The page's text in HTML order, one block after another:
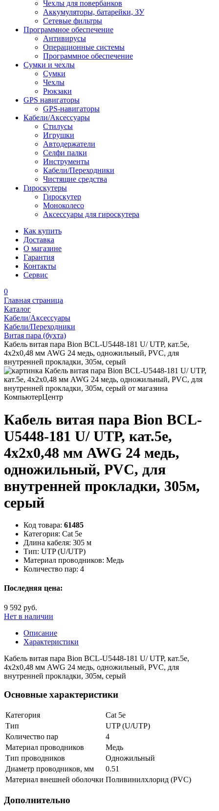
Чехлы для повербанков
Аккумуляторы, батарейки, ЗУ
Сетевые фильтры
Программное обеспечение
Антивирусы
Операционные системы
Программное обеспечение
Сумки и чехлы
Сумки
Чехлы
Рюкзаки
GPS навигаторы
GPS-навигаторы
Кабели/Аксессуары
Стилусы
Игрушки
Автодержатели
Селфи палки
Инструменты
Кабели/Переходники
Чистящие средства
Гироскутеры
Гироскутер
Моноколесо
Аксессуары для гироскутера
Как купить
Доставка
О магазине
Гарантия
Контакты
Сервис
0
Главная страница
Каталог
Кабели/Аксессуары
Кабели/Переходники
Витая пара (бухта)
Кабель витая пара Bion BCL-U5448-181 U/ UTP, кат.5e,
4x2x0,48 мм AWG 24 медь, одножильный, PVC, для
внутренней прокладки, 305м, серый
Кабель витая пара Bion BCL-
U5448-181 U/ UTP, кат.5e,
4x2x0,48 мм AWG 24 медь,
одножильный, PVC, для
внутренней прокладки, 305м,
серый
Код товара: 61485
Категория: Cat 5e
Длина кабеля: 305 м
Тип: UTP (U/UTP)
Материал проводников: Медь
Количество пар: 4
Последняя цена:
9 592 руб.
Нет в наличии
Описание
Характеристики
Кабель витая пара Bion BCL-U5448-181 U/ UTP, кат.5e,
4x2x0,48 мм AWG 24 медь, одножильный, PVC, для
внутренней прокладки, 305м, серый
Основные характеристики
Категория
Cat 5e
Тип
UTP (U/UTP)
Количество пар
4
Материал проводников
Медь
Тип проводников
Одножильный
Диаметр проводников, мм
0.51
Материал внешней оболочки Поливинилхлорид (PVC)
Дополнительно